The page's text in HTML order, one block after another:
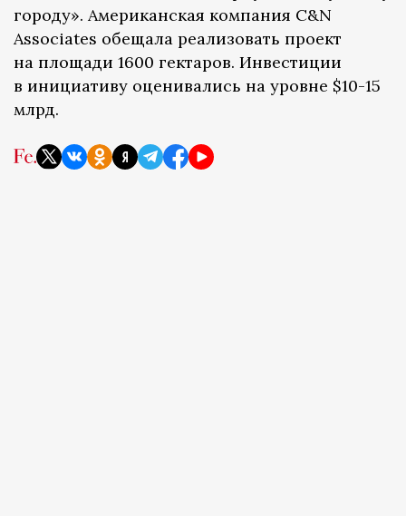
городу». Американская компания C&N
Associates обещала реализовать проект
на площади 1600 гектаров. Инвестиции
в инициативу оценивались на уровне $10-15
млрд.